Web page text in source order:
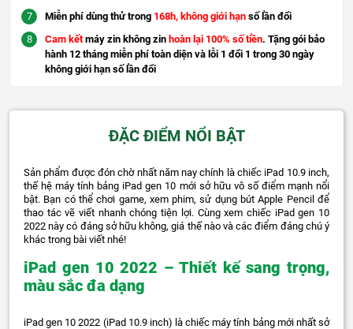
Miễn phí dùng thử trong 168h, không giới hạn số lần đổi
Cam kếtmáy zin không zin hoàn lại 100% số tiền. Tặng gói bảo
hành 12 tháng miễn phí toàn diện và lỗi 1 đổi 1 trong 30 ngày
không giới hạn số lần đổi
ĐẶC ĐIỂM NỔI BẬT
Sản phẩm được đón chờ nhất năm nay chính là chiếc iPad 10.9 inch,
thế hệ máy tính bảng iPad gen 10 mới sở hữu vô số điểm mạnh nổi
bật. Bạn có thể chơi game, xem phim, sử dụng bút Apple Pencil để
thao tác vẽ viết nhanh chóng tiện lợi. Cùng xem chiếc iPad gen 10
2022 này có đáng sở hữu không, giá thế nào và các điểm đáng chú ý
khác trong bài viết nhé!
iPad gen 10 2022 – Thiết kế sang trọng,
màu sắc đa dạng
iPad gen 10 2022 (iPad 10.9 inch) là chiếc máy tính bảng mới nhất sở